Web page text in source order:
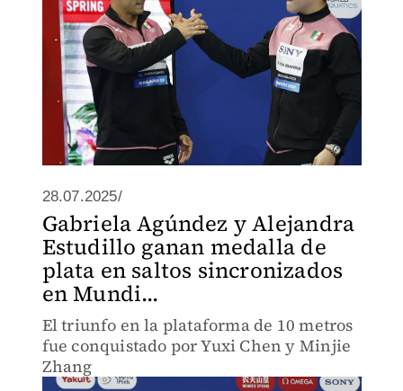
28.07.2025/
Gabriela Agúndez y Alejandra
Estudillo ganan medalla de
plata en saltos sincronizados
en Mundi...
El triunfo en la plataforma de 10 metros
fue conquistado por Yuxi Chen y Minjie
Zhang